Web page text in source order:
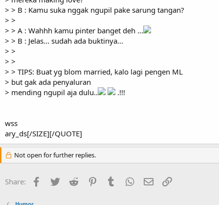
> > B : Kamu suka nggak ngupil pake sarung tangan?
> >
> > A : Wahhh kamu pinter banget deh ...
> > B : Jelas... sudah ada buktinya...
> >
> >
> > TIPS: Buat yg blom married, kalo lagi pengen ML
> but gak ada penyaluran
> mending ngupil aja dulu..
.!!!
wss
ary_ds[/SIZE][/QUOTE]
Not open for further replies.
Share: Facebook
Twitter Reddit PinterestTumblr WhatsApp
Email